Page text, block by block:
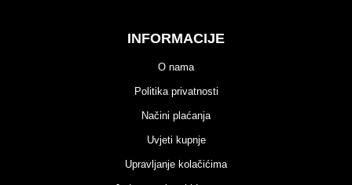
INFORMACIJE
O nama
Politika privatnosti
Načini plaćanja
Uvjeti kupnje
Upravljanje kolačićima